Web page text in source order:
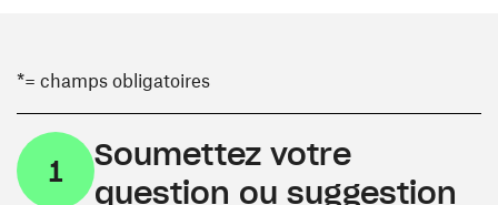
*= champs obligatoires
1
Soumettez votre
question ou suggestion